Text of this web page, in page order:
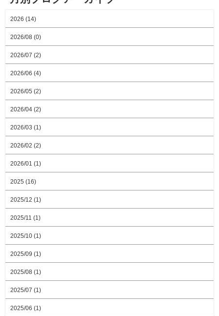
2026 (14)
2026/08 (0)
2026/07 (2)
2026/06 (4)
2026/05 (2)
2026/04 (2)
2026/03 (1)
2026/02 (2)
2026/01 (1)
2025 (16)
2025/12 (1)
2025/11 (1)
2025/10 (1)
2025/09 (1)
2025/08 (1)
2025/07 (1)
2025/06 (1)